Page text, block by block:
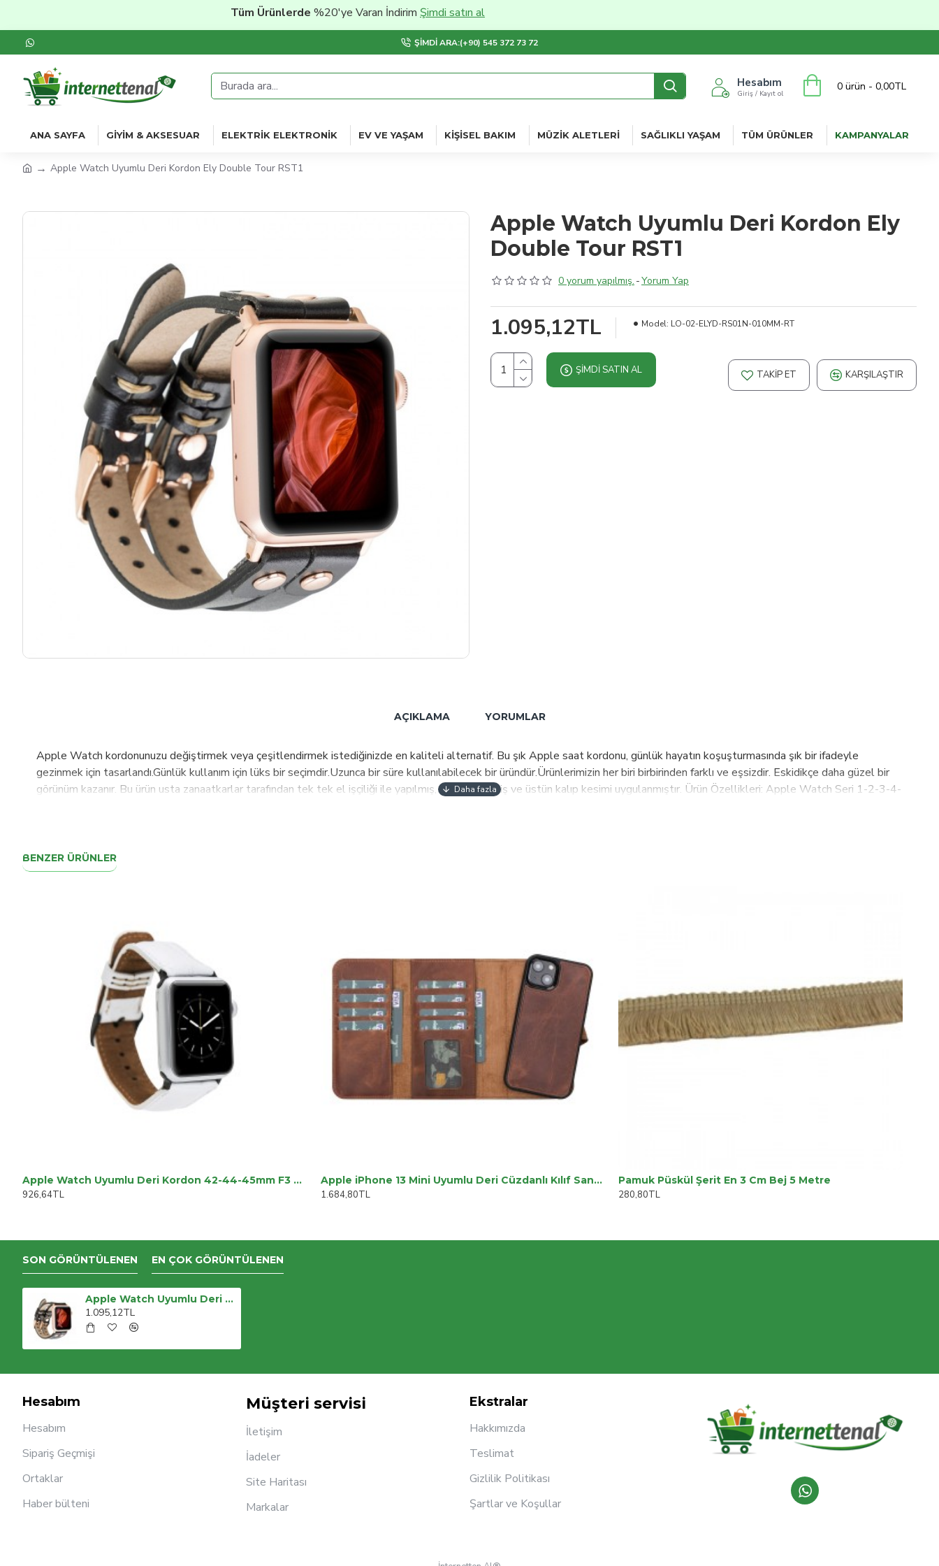
Tüm Ürünlerde%20'ye Varan İndirimŞimdi satın al
ŞIMDI ARA:(+90) 545 372 73 72
Hesabım
Giriş / Kayıt ol
0 ürün - 0,00TL
ANA SAYFA GIYIM & AKSESUAR ELEKTRIK ELEKTRONIK EV VE YAŞAM KIŞISEL BAKIM MÜZIK ALETLERI SAĞLIKLI YAŞAM TÜM ÜRÜNLER KAMPANYALAR
Apple Watch Uyumlu Deri Kordon Ely Double Tour RST1
Apple Watch Uyumlu Deri Kordon Ely
Double Tour RST1
0 yorum yapılmış. -Yorum Yap
1.095,12TL Model: LO-02-ELYD-RS01N-010MM-RT
ŞIMDI SATIN AL TAKIP ET KARŞILAŞTIR
AÇIKLAMA YORUMLAR
Apple Watch kordonunuzu değiştirmek veya çeşitlendirmek istediğinizde en kaliteli alternatif. Bu şık Apple saat kordonu, günlük hayatın koşuşturmasında şık bir ifadeyle
gezinmek için tasarlandı.Günlük kullanım için lüks bir seçimdir.Uzunca bir süre kullanılabilecek bir üründür.Ürünlerimizin her biri birbirinden farklı ve eşsizdir. Eskidikçe daha güzel bir
görünüm kazanır. Bu ürün usta zanaatkarlar tarafından tek tek el işçiliği ile yapılmış, dekoratif dikiş ve üstün kalıp kesimi uygulanmıştır. Ürün Özellikleri: Apple Watch Seri 1-2-3-4-
üretim ve paketleme süreçlerinin tamamı güncel ve en kabul edilebilir kalite-fiyat dengesinde planlanmaktadır.Sahip olduğumuz PLM, Bouletta, Barchello, Burkley markalarımızla
ürettiğimiz kumaş ve deri ürünlerimizi Dağıtıcı, Retail, E-Satış kanalları ile müşterilerimize ulaştırmaktayız. 2021 yılı itibariyle Almanya, Amerika, Rusya, İngiltere, Hollanda, İsveç,
BENZER ÜRÜNLER
Apple Watch Uyumlu Deri Kordon 42-44-45mm F3 Beyaz
926,64TL
Apple iPhone 13 Mini Uyumlu Deri Cüzdanlı Kılıf Santa G2 Kahve
1.684,80TL
Pamuk Püskül Şerit En 3 Cm Bej 5 Metre
280,80TL
SON GÖRÜNTÜLENEN EN ÇOK GÖRÜNTÜLENEN
Apple Watch Uyumlu Deri Kordon Ely Double Tour RST1
1.095,12TL
Hesabım
Hesabım
Sipariş Geçmişi
Ortaklar
Haber bülteni
Müşteri servisi
İletişim
İadeler
Site Haritası
Markalar
Ekstralar
Hakkımızda
Teslimat
Gizlilik Politikası
Şartlar ve Koşullar